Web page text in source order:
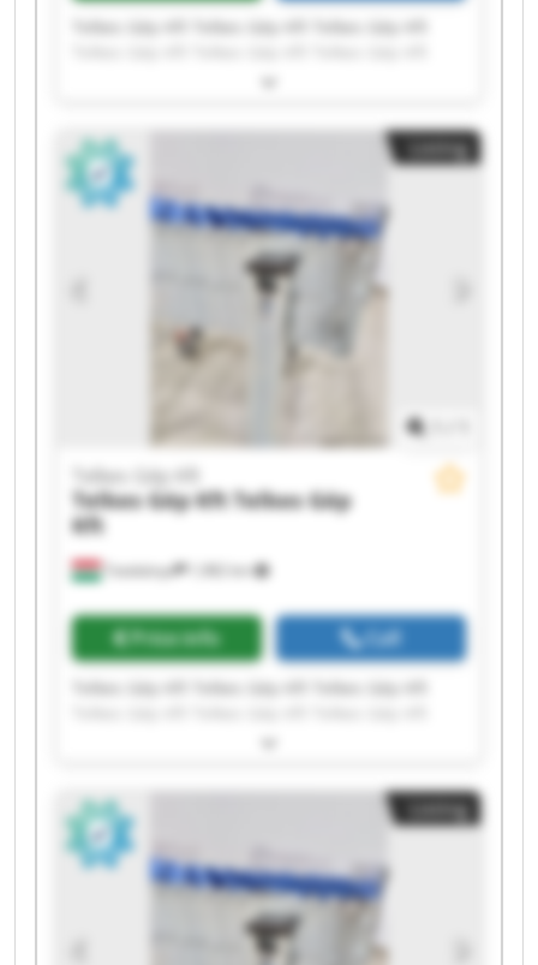
Telkes Gép Kft Telkes Gép Kft Telkes Gép Kft
Telkes Gép Kft Telkes Gép Kft Telkes Gép Kft
Telkes Gép Kft Telkes Gép Kft Telkes Gép Kft
Telkes Gép Kft Telkes Gép Kft Telkes Gép Kft
Telkes Gép Kft Telkes Gép Kft
Listing
Tatabánya 1,982 km
Telkes Gép Kft
Telkes Gép Kft Telkes Gép
Kft
Price info Call
Telkes Gép Kft Telkes Gép Kft Telkes Gép Kft
Telkes Gép Kft Telkes Gép Kft Telkes Gép Kft
Telkes Gép Kft Telkes Gép Kft Telkes Gép Kft
Telkes Gép Kft Telkes Gép Kft Telkes Gép Kft
Telkes Gép Kft Telkes Gép Kft
Listing